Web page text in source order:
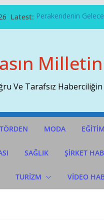
Latest: Perakendenin
Temmuz Ayı
Sivri Biber
İTO’ya Göre,
Ve Tarafsız
MODA EĞİTİM
SAĞLIK ŞİRKET
TURİZM VİDEO